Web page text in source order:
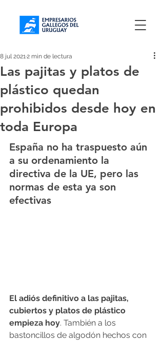
Las pajitas y platos de
plástico quedan
prohibidos desde hoy en
toda Europa
8 jul 20212 min de lectura
España no ha traspuesto aún
a su ordenamiento la
directiva de la UE, pero las
normas de esta ya son
efectivas
El adiós definitivo a las pajitas,
cubiertos y platos de plástico
empieza hoy. También a los
bastoncillos de algodón hechos con